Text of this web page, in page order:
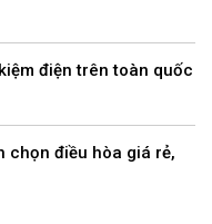
điện trên toàn quốc
chọn điều hòa giá rẻ,